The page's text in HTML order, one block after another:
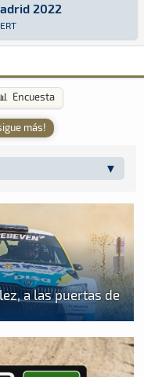
2022
· CERT: Aquí podrás
Encuesta
más!
a las puertas de